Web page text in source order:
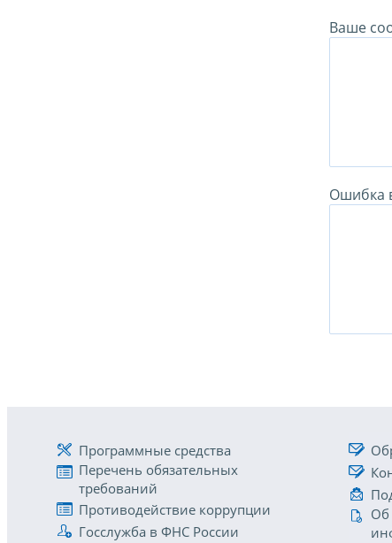
Ваше
Ошибка
Программные средства
Перечень обязательных
требований
Противодействие коррупции
Госслужба в ФНС России
Об